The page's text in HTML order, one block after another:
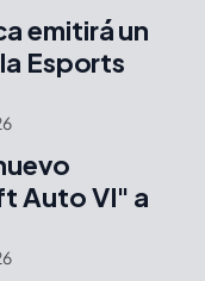
emitirá un
Esports
Auto VI" a